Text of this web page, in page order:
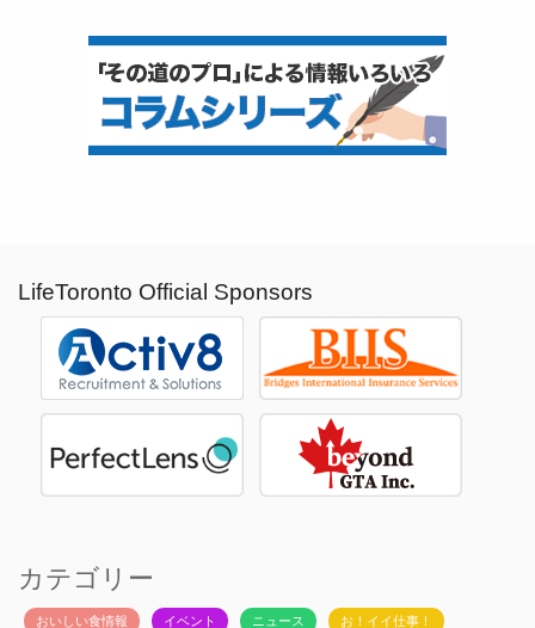
LifeToronto Official Sponsors
カテゴリー
おいしい食情報 イベント ニュース お！イイ仕事！